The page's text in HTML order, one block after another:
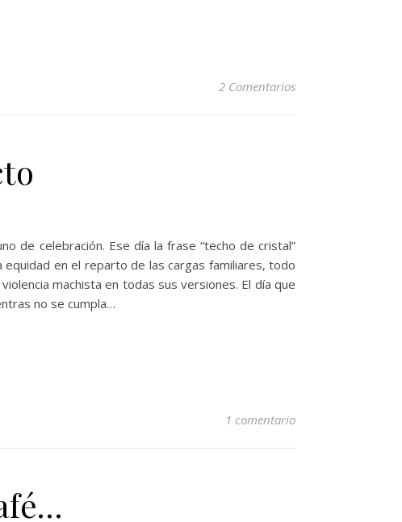
2 Comentarios
de celebración. Ese día la frase “techo de cristal”
en el reparto de las cargas familiares, todo
machista en todas sus versiones. El día que
no se cumpla…
1 comentario